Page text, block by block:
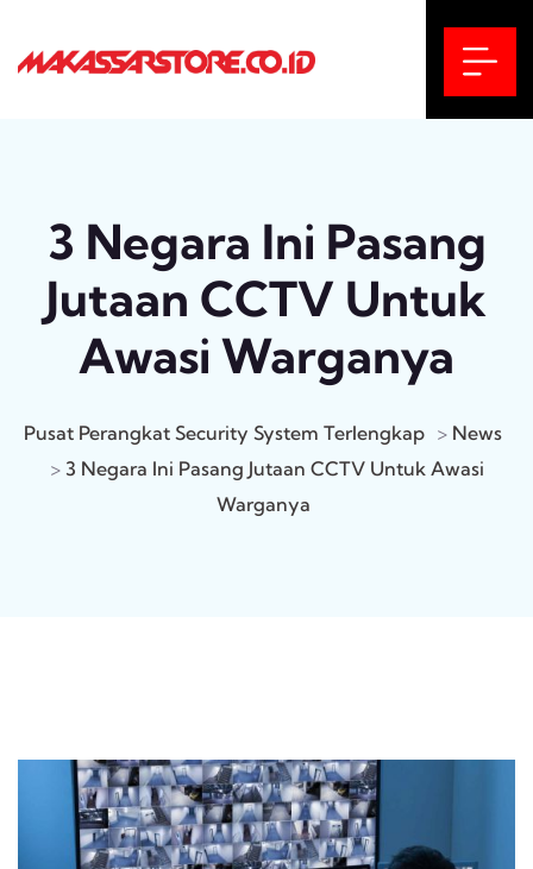
3 Negara Ini Pasang
Jutaan CCTV Untuk
Awasi Warganya
Pusat Perangkat Security System Terlengkap > News
> 3 Negara Ini Pasang Jutaan CCTV Untuk Awasi
Warganya